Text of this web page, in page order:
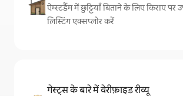
ऐम्स्टर्डैम में छुट्टियाँ बिताने के लिए किराए
लिस्टिंग एक्सप्लोर करें
गेस्ट्स के बारे में वेरीफ़ाइड रीव्यू